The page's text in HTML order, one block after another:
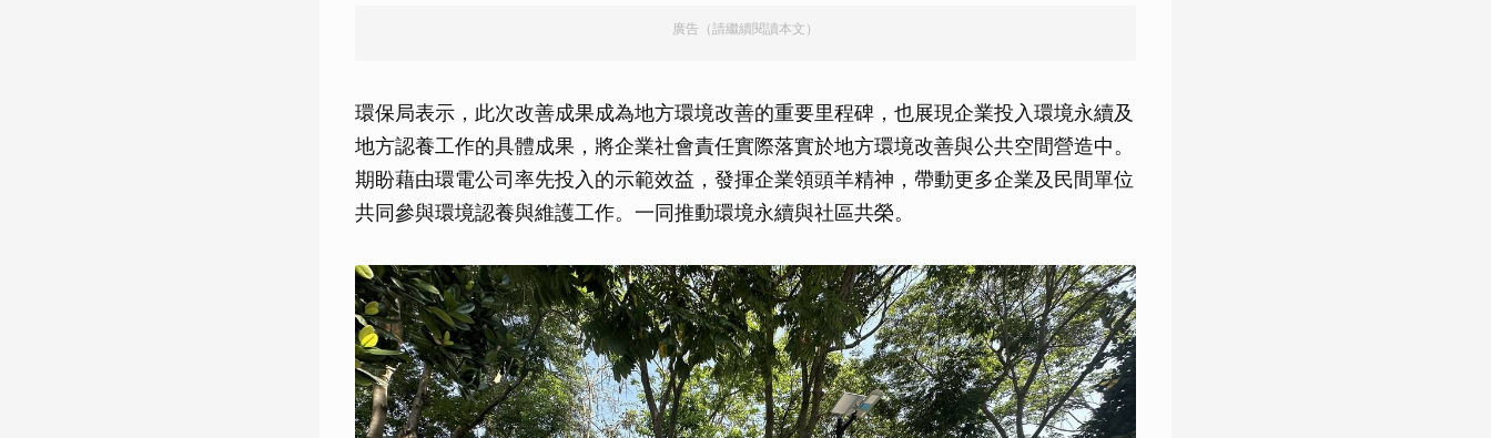
廣告（請繼續閱讀本文）
環保局表示，此次改善成果成為地方環境改善的重要里程碑，也展現企業投入環境永續及
地方認養工作的具體成果，將企業社會責任實際落實於地方環境改善與公共空間營造中。
期盼藉由環電公司率先投入的示範效益，發揮企業領頭羊精神，帶動更多企業及民間單位
共同參與環境認養與維護工作。一同推動環境永續與社區共榮。